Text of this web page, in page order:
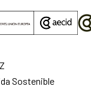
principal
Sostenible